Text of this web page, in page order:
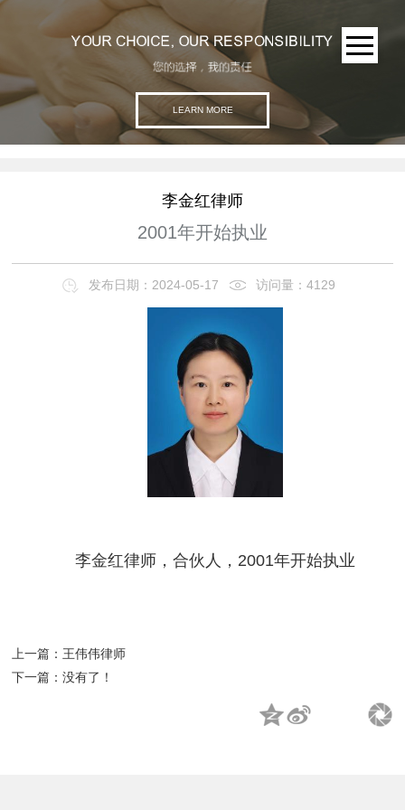
LEARN MORE
李金红律师
2001年开始执业
发布日期：2024-05-17 访问量：4129
李金红律师，合伙人，2001年开始执业
上一篇： 王伟伟律师
下一篇：没有了！